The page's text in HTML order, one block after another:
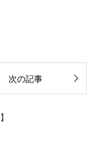
次の記事